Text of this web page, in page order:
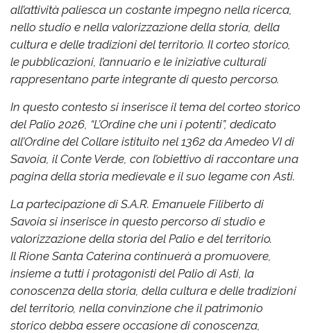
all’attività paliesca un costante impegno nella ricerca,
nello studio e nella valorizzazione della storia, della
cultura e delle tradizioni del territorio. Il corteo storico,
le pubblicazioni, l’annuario e le iniziative culturali
rappresentano parte integrante di questo percorso.
In questo contesto si inserisce il tema del corteo storico
del Palio 2026, “L’Ordine che unì i potenti”, dedicato
all’Ordine del Collare istituito nel 1362 da Amedeo VI di
Savoia, il Conte Verde, con l’obiettivo di raccontare una
pagina della storia medievale e il suo legame con Asti.
La partecipazione di S.A.R. Emanuele Filiberto di
Savoia si inserisce in questo percorso di studio e
valorizzazione della storia del Palio e del territorio.
Il Rione Santa Caterina continuerà a promuovere,
insieme a tutti i protagonisti del Palio di Asti, la
conoscenza della storia, della cultura e delle tradizioni
del territorio, nella convinzione che il patrimonio
storico debba essere occasione di conoscenza,